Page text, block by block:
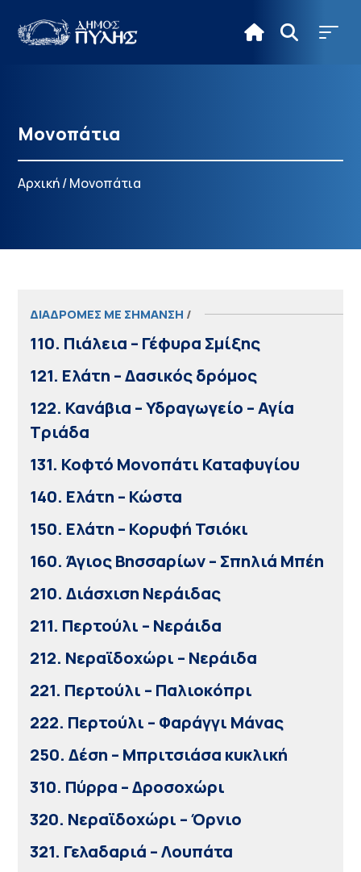
Μονοπάτια
Αρχική/Μονοπάτια
ΔΙΑΔΡΟΜΕΣ ΜΕ ΣΗΜΑΝΣΗ /
110. Πιάλεια – Γέφυρα Σμίξης
121. Ελάτη – Δασικός δρόμος
122. Κανάβια – Υδραγωγείο – Αγία
Τριάδα
131. Κοφτό Μονοπάτι Καταφυγίου
140. Ελάτη – Κώστα
150. Ελάτη – Κορυφή Τσιόκι
160. Άγιος Βησσαρίων – Σπηλιά Μπέη
210. Διάσχιση Νεράιδας
211. Περτούλι – Νεράιδα
212. Νεραϊδοχώρι – Νεράιδα
221. Περτούλι – Παλιοκόπρι
222. Περτούλι – Φαράγγι Μάνας
250. Δέση – Μπριτσιάσα κυκλική
310. Πύρρα – Δροσοχώρι
320. Νεραϊδοχώρι – Όρνιο
321. Γελαδαριά – Λουπάτα